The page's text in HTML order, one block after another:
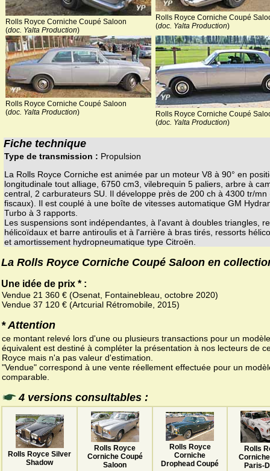
Rolls Royce Corniche Coupé Saloon
(doc. Yalta Production)
Rolls Royce Corniche Coupé
(doc. Yalta Production)
Rolls Royce Corniche Coupé Saloon
(doc. Yalta Production)
Rolls Royce Corniche Coupé
(doc. Yalta Production)
Fiche technique
Type de transmission : Propulsion
La Rolls Royce Corniche est animée par un moteur V8 à 90° en
longitudinale tout alliage, 6750 cm3, vilebrequin 5 paliers, arbre à
central, 2 carburateurs SU. Il développe près de 200 ch à 4300 tr/mn
fiscaux). Il est couplé à une boîte de vitesses automatique GM
Turbo à 3 rapports.
Les suspensions sont indépendantes, à l'avant à doubles triangles,
hélicoïdaux et barre antiroulis et à l'arrière à bras tirés, ressorts
et amortissement hydropneumatique type Citroën.
La Rolls Royce Corniche Coupé Saloon en
Une idée de prix * :
Vendue 21 360 € (Osenat, Fontainebleau, octobre 2020)
Vendue 37 120 € (Artcurial Rétromobile, 2015)
* Attention
ce montant relevé lors d'une ou plusieurs transactions pour un modèle
équivalent est destiné à compléter la présentation à nos lecteurs de
Royce mais n'a pas valeur d'estimation.
"Vendue" correspond à une vente réellement effectuée pour un
comparable.
4 versions consultables :
Rolls Royce Silver
Shadow
Rolls Royce
Corniche Coupé
Saloon
Rolls Royce
Corniche
Drophead Coupé
Rolls
Paris-